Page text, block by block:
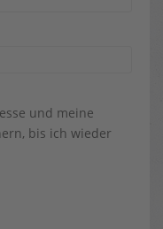
und meine
bis ich wieder